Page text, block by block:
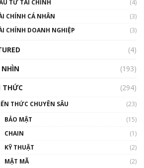
Phổ cập Blockchain
00:02:14
Nhìn lại năm 2022: Những
nhân vật ảnh hưởng nhất
hệ sinh thái tiền mã hoá |
TƯ TÀI CHÍNH
(4)
CHÍNH CÁ NHÂN
(3)
CHÍNH DOANH NGHIỆP
(3)
(4)
NHÌN
(193)
THỨC
(294)
THỨC CHUYÊN SÂU
(23)
BẢO MẬT
(15)
CHAIN
(1)
KỸ THUẬT
(2)
MẬT MÃ
(2)